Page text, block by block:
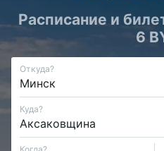
Расписание и
6
Откуда?
Куда?
Когда?